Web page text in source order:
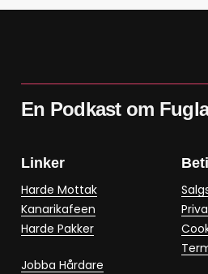
En Podkast om
Linker
Harde Mottak
Kanarikafeen
Harde Pakker
Jobba Hårdare